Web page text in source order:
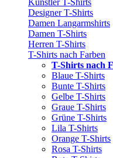
Künstler T-Shirts
Designer T-Shirts
Damen Langarmshirts
Damen T-Shirts
Herren T-Shirts
T-Shirts nach Farben
T-Shirts nach
Blaue T-Shirts
Bunte T-Shirts
Gelbe T-Shirts
Graue T-Shirts
Grüne T-Shirts
Lila T-Shirts
Orange T-Shirts
Rosa T-Shirts